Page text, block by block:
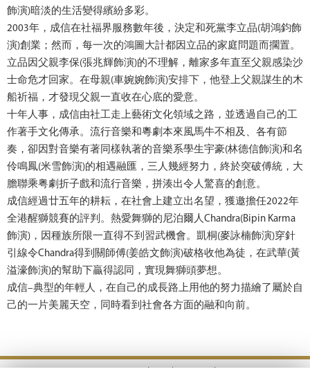
飾演)暗淡的生活變得繽紛多彩。
2003年，成信在社福界服務數年後，決定和死黨李立品(胡鴻鈞飾
演)創業；然而，每一次的鴻圖大計都因立品的家庭問題而擱置。
立品因父親李保(張兆輝飾演)的不理解，離家多年直至父親感染沙
士命危才回家。在母親(車婉婉飾演)安排下，他登上父親謀生的木
船祈福，才發現父親一直收在心底的愛意。
十年人事，成信由社工走上藝術文化領域之路，並透過自己的工
作著手文化傳承。流行音樂和粵劇本來風馬牛不相及、各有節
奏，卻因對音樂有著同樣執著的音樂系學生宇豪(林德信飾演)和名
伶鳴鳳(米雪飾演)的相遇融匯，三人幾經努力，終於突破傅統，大
膽聯乘粤劇折子戲和流行音樂，拼湊出令人驚喜的創意。
成信經過廿五年的耕耘，在社會上建立出名望，獲邀擔任2022年
全港醒獅競賽的評判。熱愛舞獅的尼泊爾人Chandra(Bipin Karma
飾演)，因種族所限一直得不到習武機會。凱桐(麥詠楠飾演)穿針
引線令Chandra得到關師傅(姜皓文飾演)破格收他為徒，在武華(黃
溢濠飾演)的幫助下贏得認同，實現舞獅頭夢想。
成信–典型的年輕人，在自己的成長路上用他的努力描繪了屬於自
己的一片美麗天空，同時看到社會各方面的融和向前。